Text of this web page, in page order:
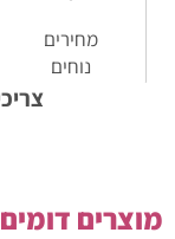
מחירים
נוחים
מוצרים דומים